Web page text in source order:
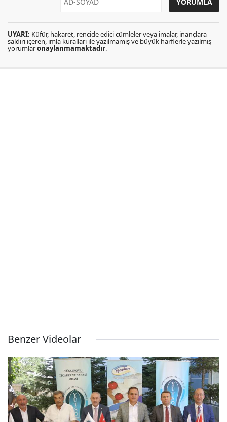
UYARI: Küfür, hakaret, rencide edici cümleler veya imalar, inançlara
saldırı içeren, imla kuralları ile yazılmamış ve büyük harflerle yazılmış
yorumlaronaylanmamaktadır.
Benzer Videolar